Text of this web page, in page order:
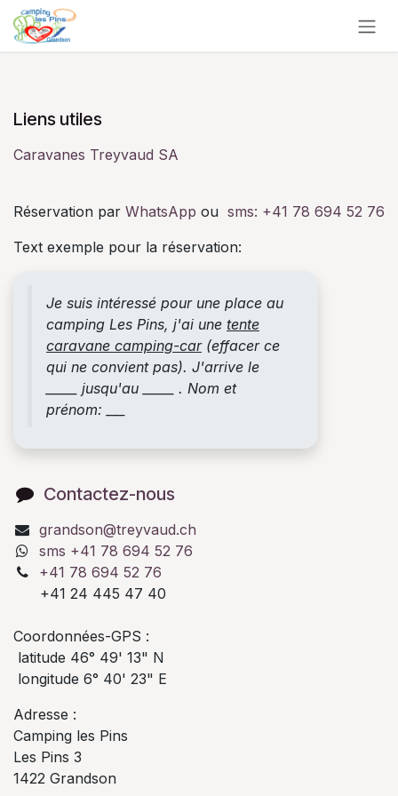
Se rendre au contenu
Liens utiles
Caravanes Treyvaud SA
Réservation par WhatsApp ou sms: +41 78 694 52 76
Text exemple pour la réservation:
Je suis intéressé pour une place au
camping Les Pins, j'ai une tente
caravane camping-car(effacer ce
qui ne convient pas). J'arrive le
_____ jusqu'au _____ . Nom et
prénom: ___
Contactez-nous
grandson@treyvaud.ch
sms +41 78 694 52 76
+41 78 694 52 76
+41 24 445 47 40
Coordonnées-GPS :
latitude 46° 49' 13" N
longitude 6° 40' 23" E
Adresse :
Camping les Pins
Les Pins 3
1422 Grandson